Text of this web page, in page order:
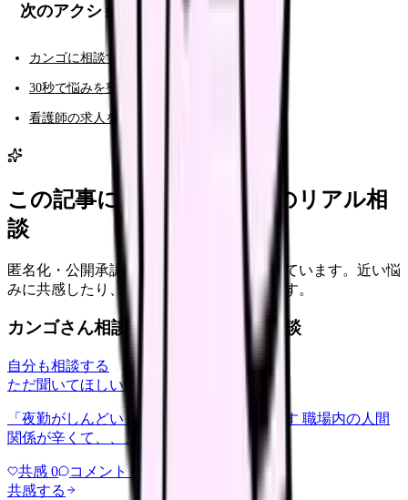
次のアクション
カンゴに相談する（AI相談）
30秒で悩みを整理する（悩み診断）
看護師の求人を見る
この記事に近い看護師さんのリアル相
談
匿名化・公開承認済みの本音だけを表示しています。近い悩
みに共感したり、自分の状況を投稿できます。
カンゴさん相談室から共有された相談
自分も相談する
ただ聞いてほしい
「夜勤がしんどい」について相談したいです 職場内の人間
関係が辛くて、、、
共感 0 コメント
共感する